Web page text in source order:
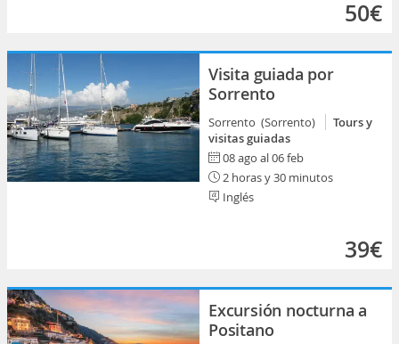
50€
Visita guiada por
Sorrento
Sorrento (Sorrento)
Tours y
visitas guiadas
08 ago al 06 feb
2 horas y 30 minutos
Inglés
39€
Excursión nocturna a
Positano